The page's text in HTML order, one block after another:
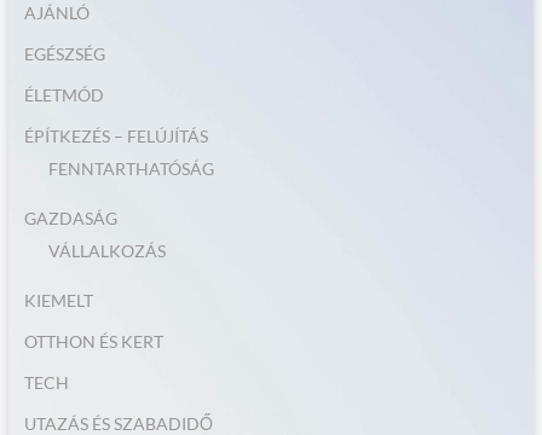
AJÁNLÓ
EGÉSZSÉG
ÉLETMÓD
ÉPÍTKEZÉS – FELÚJÍTÁS
FENNTARTHATÓSÁG
GAZDASÁG
VÁLLALKOZÁS
KIEMELT
OTTHON ÉS KERT
TECH
UTAZÁS ÉS SZABADIDŐ